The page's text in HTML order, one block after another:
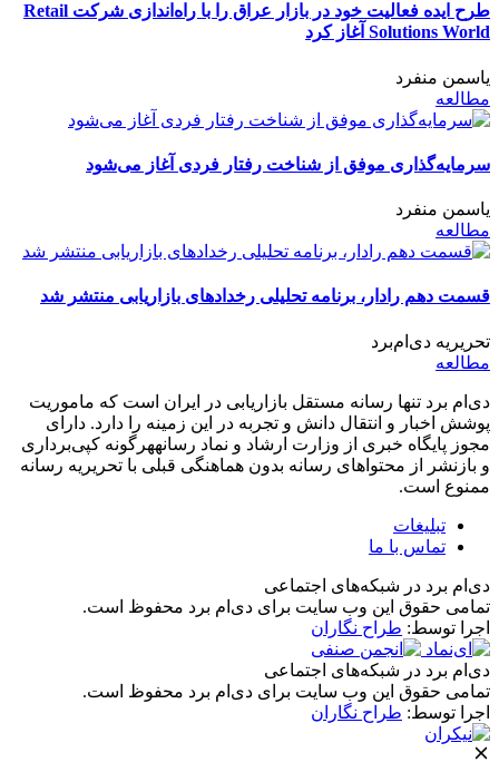
طرح ایده فعالیت خود در بازار عراق را با راه‌اندازی شرکت Retail
Solutions World آغاز کرد
یاسمن منفرد
مطالعه
سرمایه‌گذاری موفق از شناخت رفتار فردی آغاز می‌شود
یاسمن منفرد
مطالعه
قسمت دهم رادار، برنامه تحلیلی رخدادهای بازاریابی منتشر شد
تحریریه دی‌ام‌برد
مطالعه
دی‌ام برد تنها رسانه مستقل بازاریابی در ایران است که ماموریت
پوشش اخبار و انتقال دانش و تجربه در این زمینه را دارد. دارای
مجوز پایگاه خبری از وزارت ارشاد و نماد رسانههرگونه کپی‌برداری
و بازنشر از محتواهای رسانه بدون هماهنگی قبلی با تحریریه رسانه
ممنوع است.
تبلیغات
تماس با ما
دی‌ام برد در شبکه‌های اجتماعی
تمامی حقوق این وب سایت برای دی‌ام برد محفوظ است.
اجرا توسط: طراح نگاران
دی‌ام برد در شبکه‌های اجتماعی
تمامی حقوق این وب سایت برای دی‌ام برد محفوظ است.
اجرا توسط: طراح نگاران